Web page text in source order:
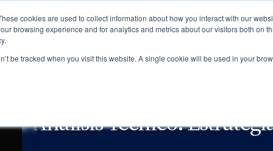
cookies are used to collect information about how you interact with our
browsing experience and for analytics and metrics about our visitors both on
be tracked when you visit this website. A single cookie will be used in your
NOSOTROS NOTICIAS
Análisis Técnico: